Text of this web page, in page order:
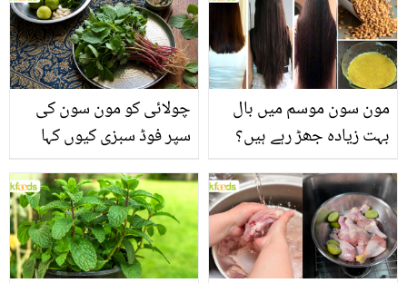
چولائی کو مون سون کی
سپر فوڈ سبزی کیوں کہا
منرلز اور اینٹی آکسیڈنٹس
سے بھرپور اس سبزی کے
فائدے
مون سون موسم میں بال
بہت زیادہ جھڑ رہے ہیں؟
بنانے کے چند قدرتی طریقے